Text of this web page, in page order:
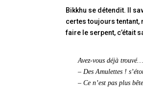
Bikkhu se détendit. Il
certes toujours tentant,
faire le serpent, c’était
Avez-vous déjà
– Des Amulettes !
– Ce n’est pas plus